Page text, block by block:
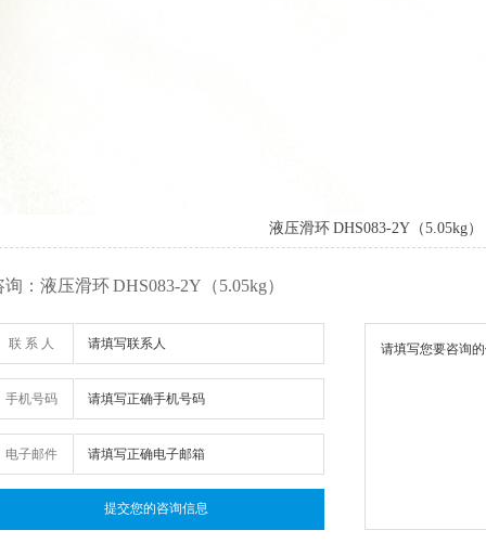
液压滑环 DHS083-2Y（5.05kg）
询：液压滑环 DHS083-2Y（5.05kg）
联 系 人
手机号码
电子邮件